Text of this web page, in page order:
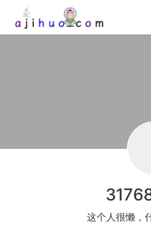
这个人很懒，